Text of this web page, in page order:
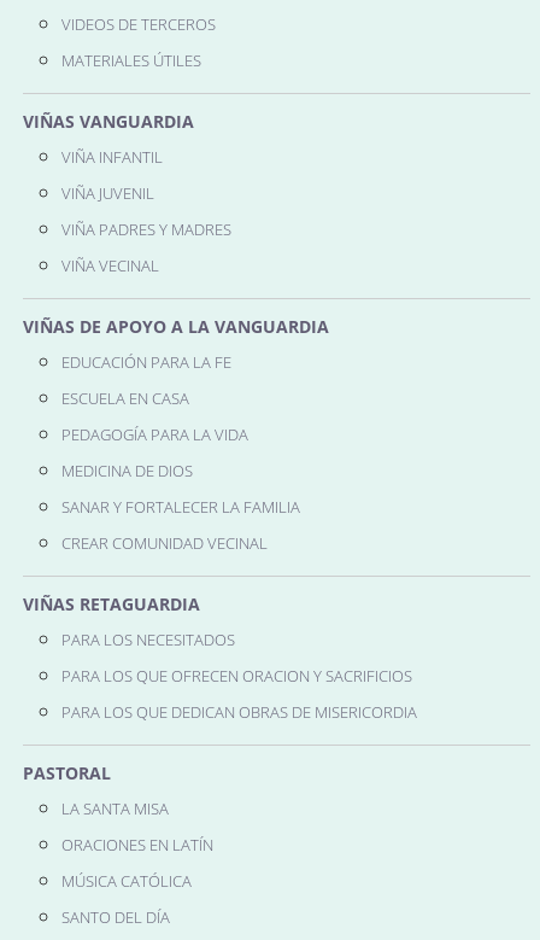
VIDEOS DE TERCEROS
MATERIALES ÚTILES
VIÑAS VANGUARDIA
VIÑA INFANTIL
VIÑA JUVENIL
VIÑA PADRES Y MADRES
VIÑA VECINAL
VIÑAS DE APOYO A LA VANGUARDIA
EDUCACIÓN PARA LA FE
ESCUELA EN CASA
PEDAGOGÍA PARA LA VIDA
MEDICINA DE DIOS
SANAR Y FORTALECER LA FAMILIA
CREAR COMUNIDAD VECINAL
VIÑAS RETAGUARDIA
PARA LOS NECESITADOS
PARA LOS QUE OFRECEN ORACION Y SACRIFICIOS
PARA LOS QUE DEDICAN OBRAS DE MISERICORDIA
PASTORAL
LA SANTA MISA
ORACIONES EN LATÍN
MÚSICA CATÓLICA
SANTO DEL DÍA